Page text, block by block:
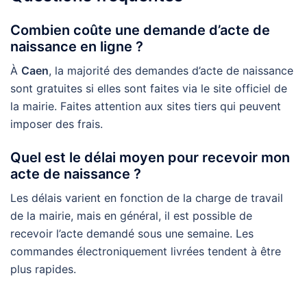
Combien coûte une demande d’acte de
naissance en ligne ?
À Caen, la majorité des demandes d’acte de naissance
sont gratuites si elles sont faites via le site officiel de
la mairie. Faites attention aux sites tiers qui peuvent
imposer des frais.
Quel est le délai moyen pour recevoir mon
acte de naissance ?
Les délais varient en fonction de la charge de travail
de la mairie, mais en général, il est possible de
recevoir l’acte demandé sous une semaine. Les
commandes électroniquement livrées tendent à être
plus rapides.